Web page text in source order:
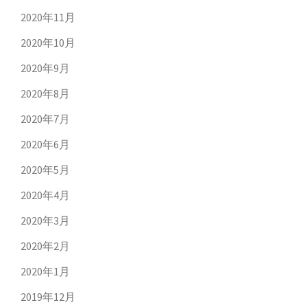
2020年11月
2020年10月
2020年9月
2020年8月
2020年7月
2020年6月
2020年5月
2020年4月
2020年3月
2020年2月
2020年1月
2019年12月